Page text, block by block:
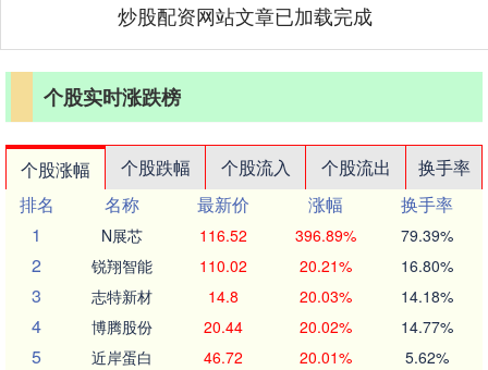
炒股配资网站文章已加载完成
个股实时涨跌榜
个股涨幅 个股跌幅 个股流入 个股流出
换手率
排名
名称 最新价 涨幅
换手率
1
N展芯 116.52 396.89% 79.39%
2 锐翔智能 110.02 20.21% 16.80%
3 志特新材 14.8 20.03% 14.18%
4 博腾股份 20.44 20.02% 14.77%
5 近岸蛋白 46.72 20.01% 5.62%